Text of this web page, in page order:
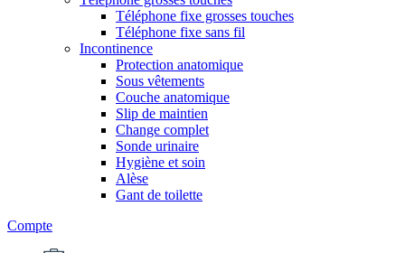
Téléphone fixe grosses touches
Téléphone fixe sans fil
Incontinence
Protection anatomique
Sous vêtements
Couche anatomique
Slip de maintien
Change complet
Sonde urinaire
Hygiène et soin
Alèse
Gant de toilette
Compte